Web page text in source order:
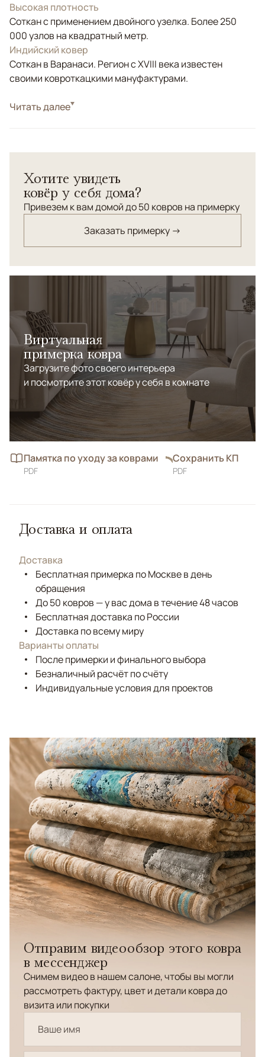
Высокая плотность
Соткан с применением двойного узелка. Более 250
000 узлов на квадратный метр.
Индийский ковер
Соткан в Варанаси. Регион с XVIII века известен
своими ковроткацкими мануфактурами.
СтильСовременные
Читать далее
Хотите увидеть
ковёр у себя дома?
Привезем к вам домой до 50 ковров на примерку
Заказать примерку →
Виртуальная
примерка ковра
Загрузите фото своего интерьера
и посмотрите этот ковёр у себя в комнате
Памятка по уходу за коврами
PDF
Сохранить КП
PDF
Доставка и оплата
Доставка
Бесплатная примерка по Москве в день
обращения
До 50 ковров — у вас дома в течение 48 часов
Бесплатная доставка по России
Доставка по всему миру
Варианты оплаты
После примерки и финального выбора
Безналичный расчёт по счёту
Индивидуальные условия для проектов
Отправим видеообзор этого ковра
в мессенджер
Снимем видео в нашем салоне, чтобы вы могли
рассмотреть фактуру, цвет и детали ковра до
визита или покупки